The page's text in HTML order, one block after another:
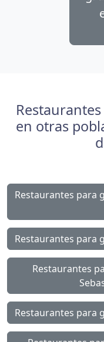
en otras
Restaurantes para
Restaurantes para
Restaurantes
Restaurantes para